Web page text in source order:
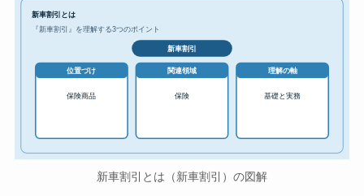
新車割引とは
『新車割引』を理解する3つのポイント
新車割引
位置づけ
保険商品
関連領域
保険
理解の軸
基礎と実務
新車割引とは（新車割引）の図解